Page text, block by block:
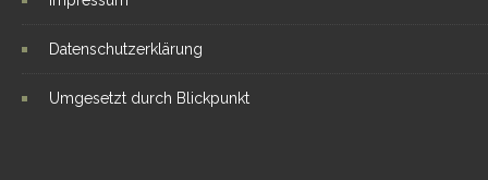
Datenschutzerklärung
Umgesetzt durch Blickpunkt